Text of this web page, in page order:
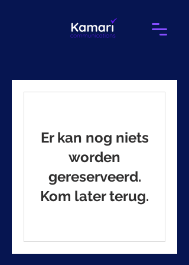
Er kan nog niets
worden
gereserveerd.
Kom later terug.